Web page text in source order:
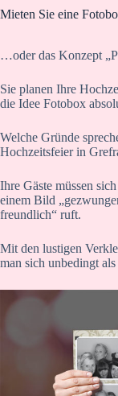
Mieten Sie eine
…oder das Konzept
Sie planen Ihre
die Idee Fotobox
Welche Gründe
Hochzeitsfeier in
Ihre Gäste müssen
einem Bild
freundlich“ ruft.
Mit den lustigen
man sich unbedingt